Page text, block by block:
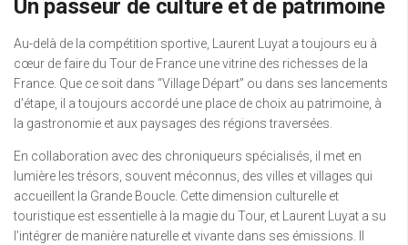
Un passeur de culture et de patrimoine
Au-delà de la compétition sportive, Laurent Luyat a toujours eu à
cœur de faire du Tour de France une vitrine des richesses de la
France. Que ce soit dans “Village Départ” ou dans ses lancements
d’étape, il a toujours accordé une place de choix au patrimoine, à
la gastronomie et aux paysages des régions traversées.
En collaboration avec des chroniqueurs spécialisés, il met en
lumière les trésors, souvent méconnus, des villes et villages qui
accueillent la Grande Boucle. Cette dimension culturelle et
touristique est essentielle à la magie du Tour, et Laurent Luyat a su
l’intégrer de manière naturelle et vivante dans ses émissions. Il